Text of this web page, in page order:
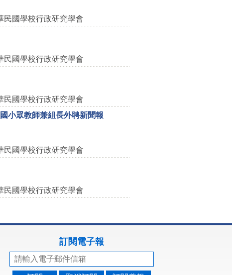
民國學校行政研究學會
民國學校行政研究學會
民國學校行政研究學會
小眾教師兼組長外聘新聞報
民國學校行政研究學會
民國學校行政研究學會
訂閱電子報